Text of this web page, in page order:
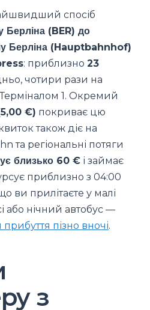
спосіб
Берліна (BER) до
Берліна (Hauptbahnhof)
: приблизно 23
чотири рази на
Терміналом 1. Окремий
€) покриває цю
також діє на
та регіональні потяги
близько 60 € і займає
приблизно з 04:00
ви прилітаєте у малі
або нічний автобус —
прибуття пізно вночі.
з